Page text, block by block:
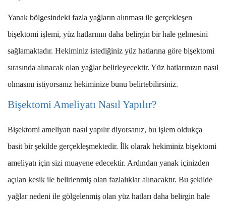
Yanak bölgesindeki fazla yağların alınması ile gerçekleşen
bişektomi işlemi, yüz hatlarının daha belirgin bir hale gelmesini
sağlamaktadır. Hekiminiz istediğiniz yüz hatlarına göre bişektomi
sırasında alınacak olan yağlar belirleyecektir. Yüz hatlarınızın nasıl
olmasını istiyorsanız hekiminize bunu belirtebilirsiniz.
Bişektomi Ameliyatı Nasıl Yapılır?
Bişektomi ameliyatı nasıl yapılır diyorsanız, bu işlem oldukça
basit bir şekilde gerçekleşmektedir. İlk olarak hekiminiz bişektomi
ameliyatı için sizi muayene edecektir. Ardından yanak içinizden
açılan kesik ile belirlenmiş olan fazlalıklar alınacaktır. Bu şekilde
yağlar nedeni ile gölgelenmiş olan yüz hatları daha belirgin hale